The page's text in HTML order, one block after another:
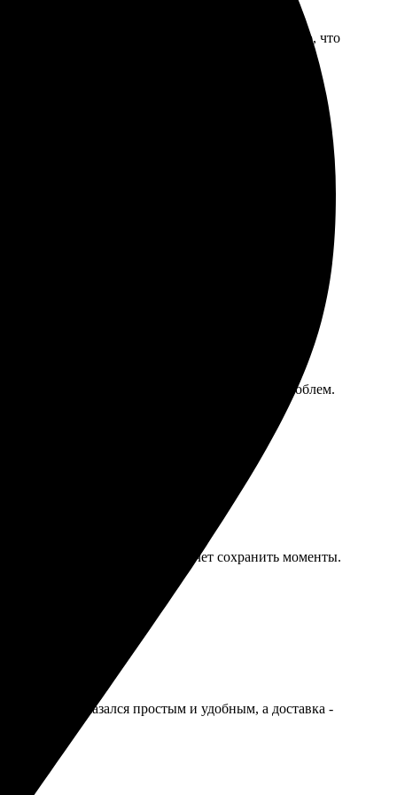
выбрала оформление и оплатила. Удобно, что
и курьер принес именно то, что ожидала.
понятный. Доставили быстро, качество на высоте.
прост и удобен. Все четко — никаких проблем.
еще. Рекомендую всем, кто хочет сохранить моменты.
заказа оказался простым и удобным, а доставка -